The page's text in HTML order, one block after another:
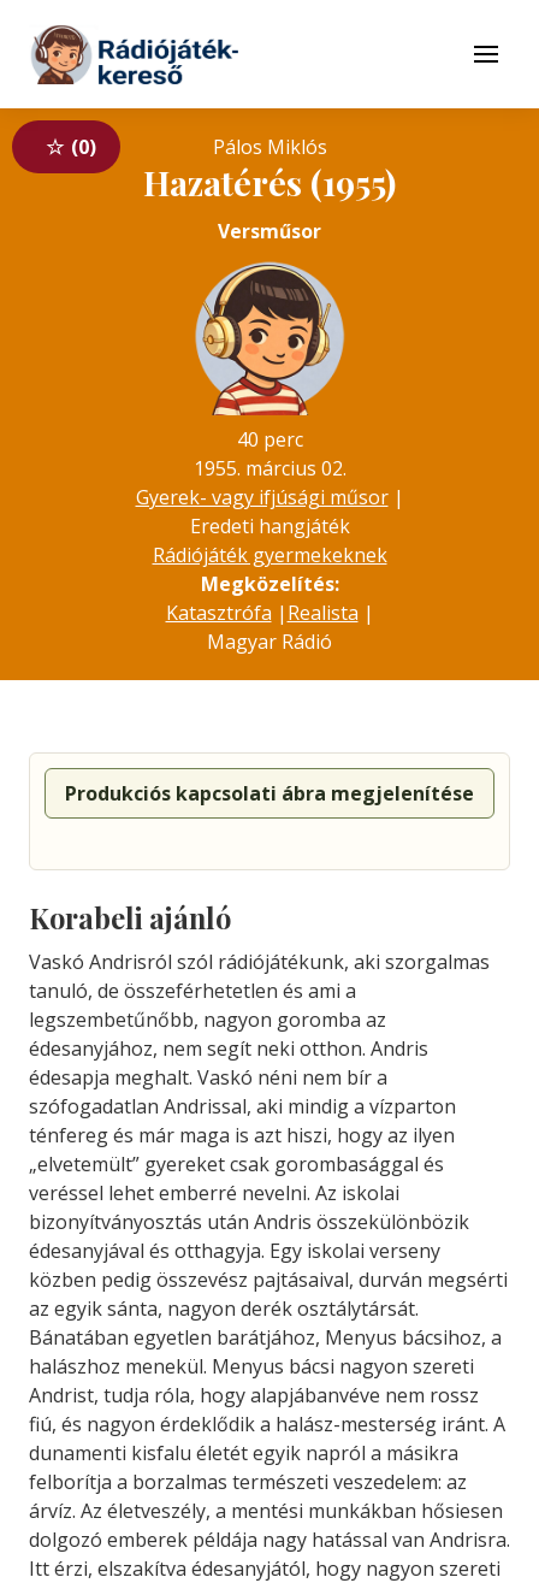
Tovább a tartalomhoz
Menü
0 Pálos Miklós
Hazatérés (1955)
Versműsor
40 perc
1955. március 02.
Gyerek- vagy ifjúsági műsor|
Eredeti hangjáték
Rádiójáték gyermekeknek
Megközelítés:
Katasztrófa | Realista |
Magyar Rádió
Produkciós kapcsolati ábra megjelenítése
Korabeli ajánló
Vaskó Andrisról szól rádiójátékunk, aki szorgalmas
tanuló, de összeférhetetlen és ami a
legszembetűnőbb, nagyon goromba az
édesanyjához, nem segít neki otthon. Andris
édesapja meghalt. Vaskó néni nem bír a
szófogadatlan Andrissal, aki mindig a vízparton
ténfereg és már maga is azt hiszi, hogy az ilyen
„elvetemült” gyereket csak gorombasággal és
veréssel lehet emberré nevelni. Az iskolai
bizonyítványosztás után Andris összekülönbözik
édesanyjával és otthagyja. Egy iskolai verseny
közben pedig összevész pajtásaival, durván megsérti
az egyik sánta, nagyon derék osztálytársát.
Bánatában egyetlen barátjához, Menyus bácsihoz, a
halászhoz menekül. Menyus bácsi nagyon szereti
Andrist, tudja róla, hogy alapjábanvéve nem rossz
fiú, és nagyon érdeklődik a halász-mesterség iránt. A
dunamenti kisfalu életét egyik napról a másikra
felborítja a borzalmas természeti veszedelem: az
árvíz. Az életveszély, a mentési munkákban hősiesen
dolgozó emberek példája nagy hatással van Andrisra.
Itt érzi, elszakítva édesanyjától, hogy nagyon szereti